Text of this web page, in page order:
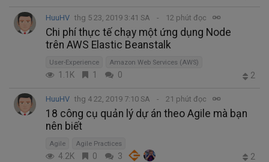
HuuHV thg 5 23, 2019 3:41 SA 12 phút đọc
Chi phí thực tế chạy một ứng dụng Node
trên AWS Elastic Beanstalk
User-Experience Amazon Web Services (AWS)
1.1K 1 0 2
HuuHV thg 4 22, 2019 7:10 SA 21 phút đọc
18 công cụ quản lý dự án theo Agile mà bạn
nên biết
Agile Agile Practices
4.2K 0 3 2